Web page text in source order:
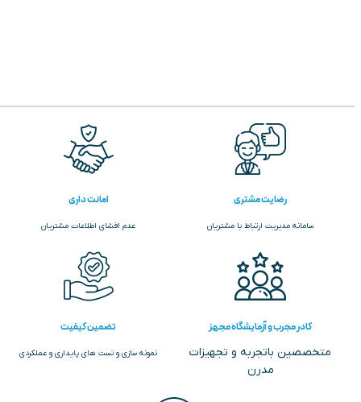
رضایت مشتری
سامانه مدیریت ارتباط با مشتریان
امانت داری
عدم افشای اطلاعات مشتریان
کادر مجرب و آزمایشگاه مجهز
متخصصین باتجربه و تجهیزات
مدرن
تضمین کیفیت
نمونه سازی و تست های پایداری و عملکردی